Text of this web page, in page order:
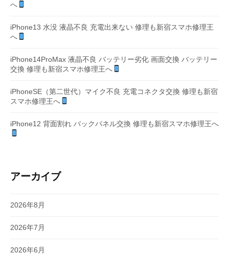
へ
iPhone13 水没 液晶不良 充電出来ない 修理も新宿スマホ修理王
へ
iPhone14ProMax 液晶不良 バッテリー劣化 画面交換 バッテリー
交換 修理も新宿スマホ修理王へ
iPhoneSE（第二世代）マイク不良 充電コネクタ交換 修理も新宿
スマホ修理王へ
iPhone12 背面割れ バックパネル交換 修理も新宿スマホ修理王へ
アーカイブ
2026年8月
2026年7月
2026年6月